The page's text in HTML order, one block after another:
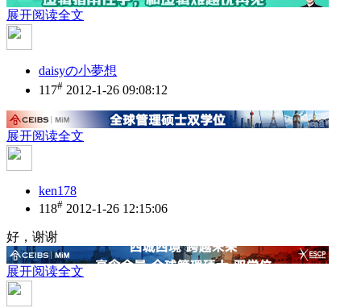
展开阅读全文
daisyの小夢想
117# 2012-1-26 09:08:12
展开阅读全文
ken178
118# 2012-1-26 12:15:06
好，谢谢
展开阅读全文